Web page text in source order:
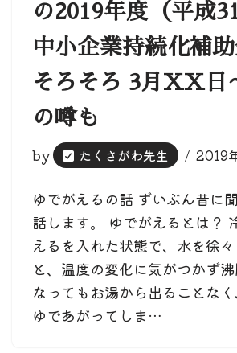
の2019年度（平成
中小企業持続化補
そろそろ 3月XX日
の噂も
by たくさがわ先生 2019
ゆでがえるの話 ずいぶん昔に
話します。 ゆでがえるとは？
えるを入れた状態で、水を徐
と、温度の変化に気がつかず
なってもお湯から出ることなく
ゆであがってしま…